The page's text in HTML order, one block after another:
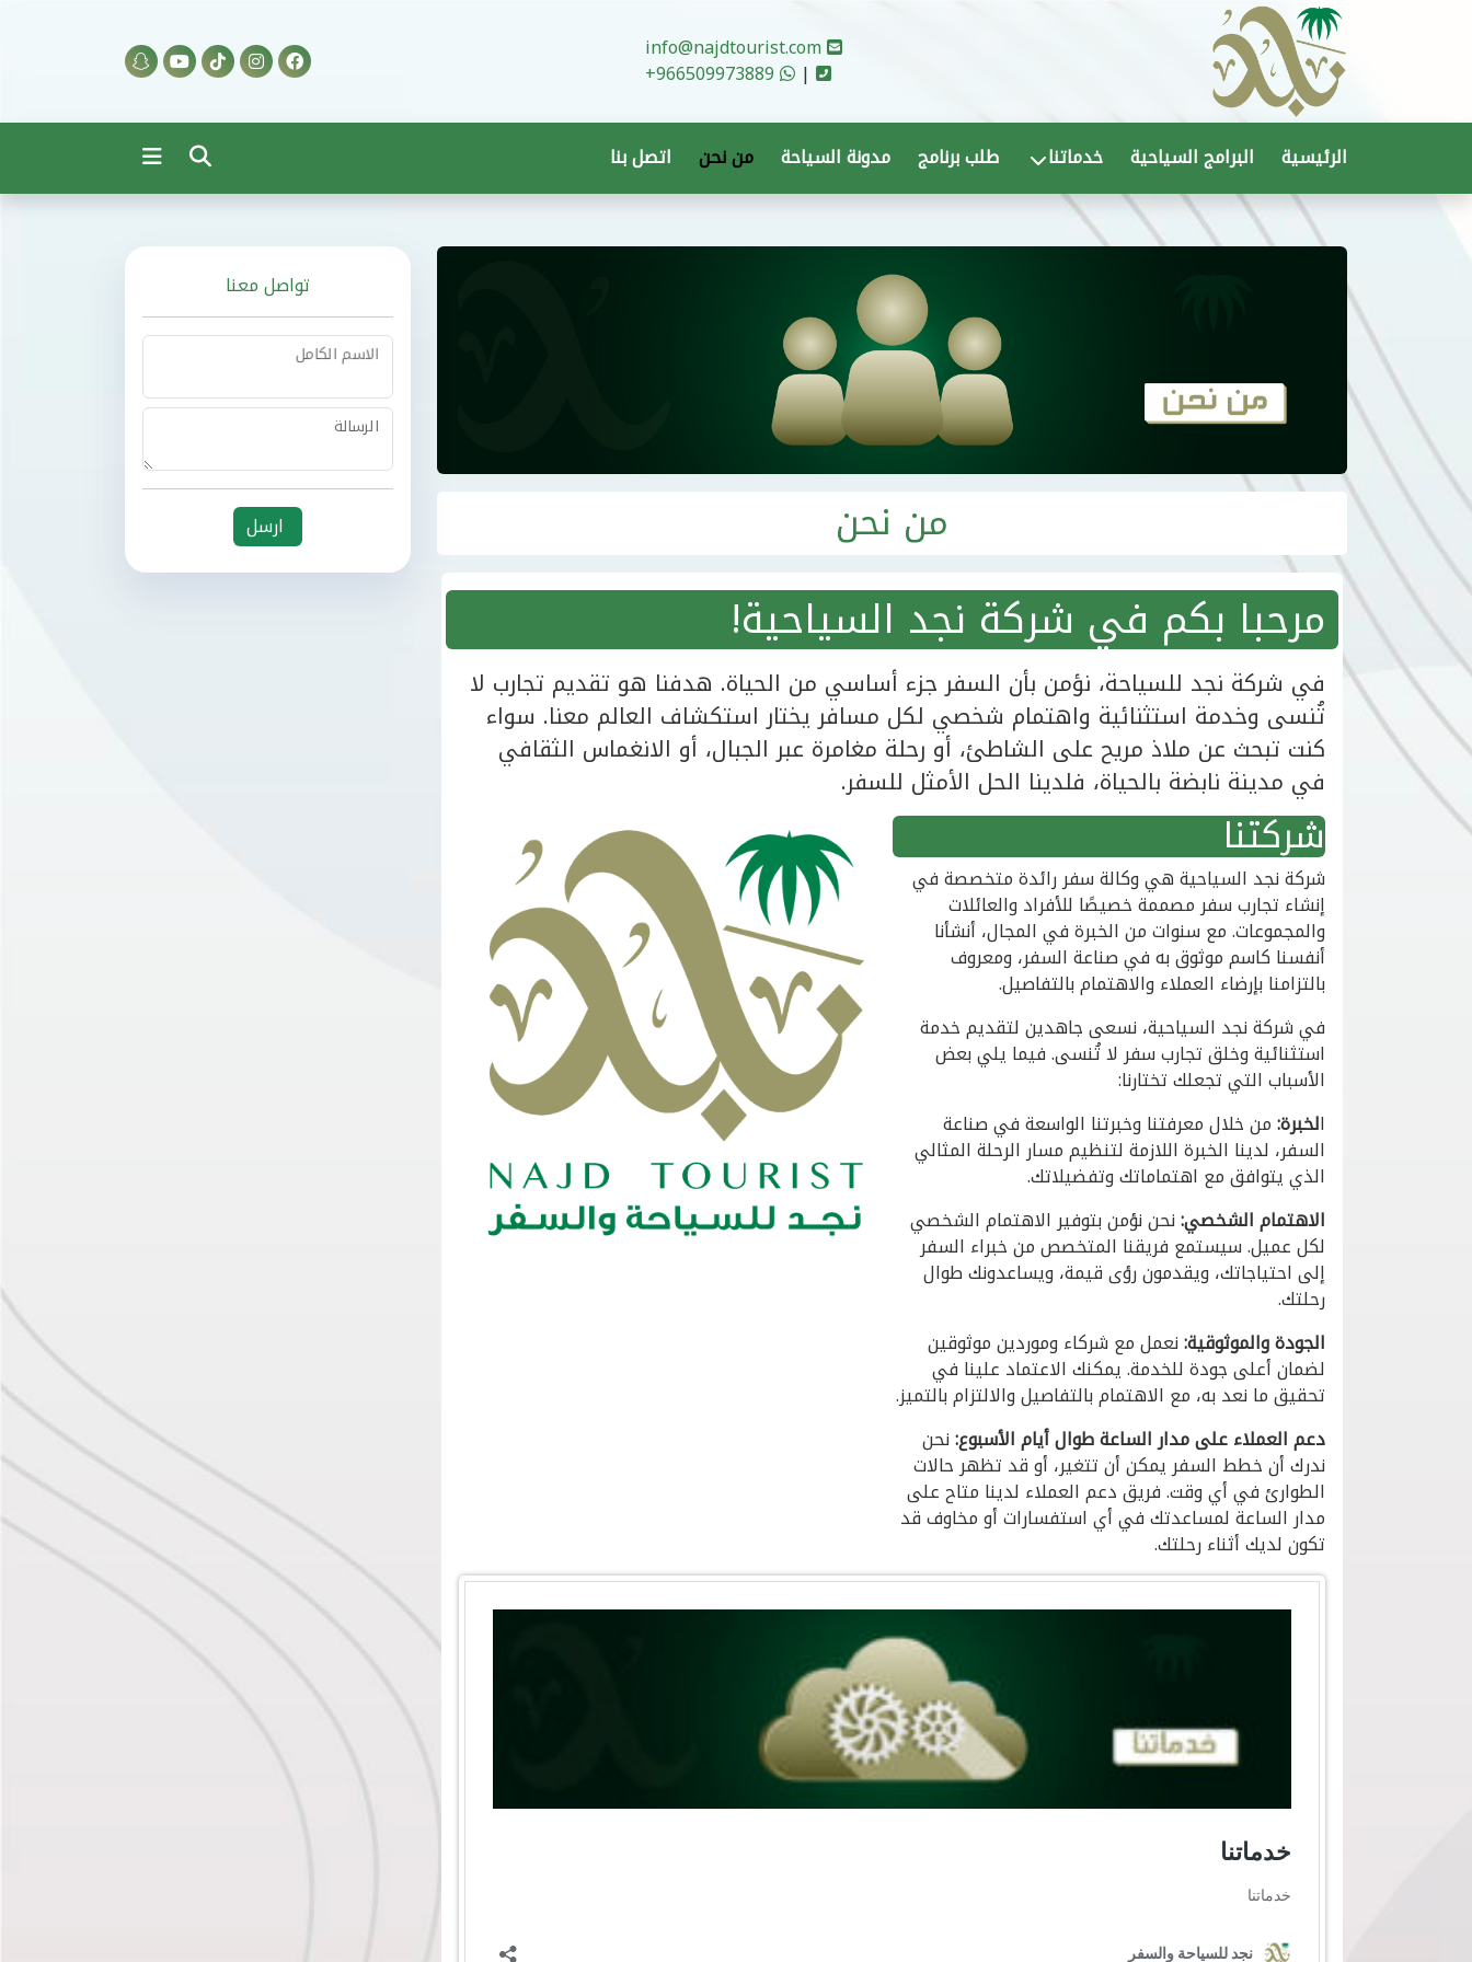
|
+966509973889
الرئيسية البرامج السياحية خدماتنا طلب برنامج مدونة السياحة من نحن اتصل بنا
من نحن
مرحبا بكم في شركة نجد السياحية!
في شركة نجد للسياحة، نؤمن بأن السفر جزء أساسي من الحياة. هدفنا هو تقديم تجارب لا
تُنسى وخدمة استثنائية واهتمام شخصي لكل مسافر يختار استكشاف العالم معنا. سواء
كنت تبحث عن ملاذ مريح على الشاطئ، أو رحلة مغامرة عبر الجبال، أو الانغماس الثقافي
في مدينة نابضة بالحياة، فلدينا الحل الأمثل للسفر.
شركتنا
شركة نجد السياحية هي وكالة سفر رائدة متخصصة في
إنشاء تجارب سفر مصممة خصيصًا للأفراد والعائلات
والمجموعات. مع سنوات من الخبرة في المجال، أنشأنا
أنفسنا كاسم موثوق به في صناعة السفر، ومعروف
بالتزامنا بإرضاء العملاء والاهتمام بالتفاصيل.
في شركة نجد السياحية، نسعى جاهدين لتقديم خدمة
استثنائية وخلق تجارب سفر لا تُنسى. فيما يلي بعض
الأسباب التي تجعلك تختارنا:
الخبرة:من خلال معرفتنا وخبرتنا الواسعة في صناعة
السفر، لدينا الخبرة اللازمة لتنظيم مسار الرحلة المثالي
الذي يتوافق مع اهتماماتك وتفضيلاتك.
الاهتمام الشخصي:نحن نؤمن بتوفير الاهتمام الشخصي
لكل عميل. سيستمع فريقنا المتخصص من خبراء السفر
إلى احتياجاتك، ويقدمون رؤى قيمة، ويساعدونك طوال
رحلتك.
الجودة والموثوقية:نعمل مع شركاء وموردين موثوقين
لضمان أعلى جودة للخدمة. يمكنك الاعتماد علينا في
تحقيق ما نعد به، مع الاهتمام بالتفاصيل والالتزام بالتميز.
دعم العملاء على مدار الساعة طوال أيام الأسبوع:نحن
ندرك أن خطط السفر يمكن أن تتغير، أو قد تظهر حالات
الطوارئ في أي وقت. فريق دعم العملاء لدينا متاح على
مدار الساعة لمساعدتك في أي استفسارات أو مخاوف قد
تكون لديك أثناء رحلتك.
تواصل معنا
الاسم الكامل
الرسالة
ارسل